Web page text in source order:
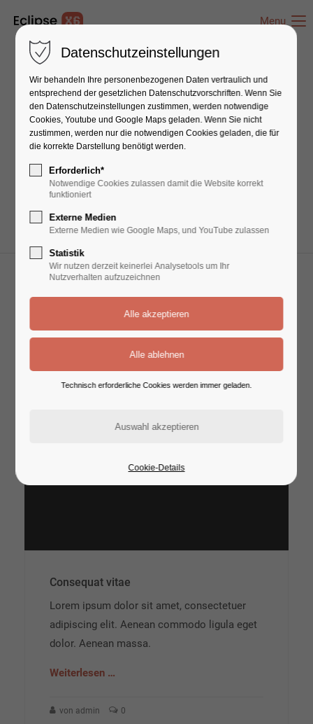
Menu
Newsteaser
Lorem ipsum dolor sit amet, consectetuer
dolor. Aenean massa.
15
Consequat vitae
Lorem ipsum dolor sit amet, consectetuer
adipiscing elit. Aenean commodo ligula eget
dolor. Aenean massa.
Weiterlesen …
von admin 0
Datenschutzeinstellungen
Wir behandeln Ihre personenbezogenen Daten vertraulich und
entsprechend der gesetzlichen Datenschutz­vorschriften. Wenn Sie
den Datenschutzeinstellungen zustimmen, werden notwendige
Cookies, Youtube und Google Maps geladen. Wenn Sie nicht
zustimmen, werden nur die notwendigen Cookies geladen, die für
die korrekte Darstellung benötigt werden.
Erforderlich*
Notwendige Cookies zulassen damit die Website korrekt
funktioniert
Externe Medien
Externe Medien wie Google Maps, und YouTube zulassen
Statistik
Wir nutzen derzeit keinerlei Analysetools um Ihr
Nutzverhalten aufzuzeichnen
Technisch erforderliche Cookies werden immer geladen.
Cookie-Details